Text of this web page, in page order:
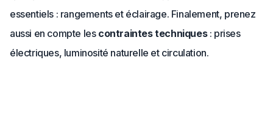
essentiels : rangements et éclairage. Finalement, prenez
aussi en compte les contraintes techniques: prises
électriques, luminosité naturelle et circulation.